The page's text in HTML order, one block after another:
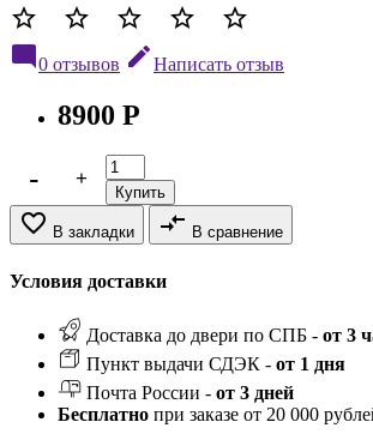
star_border star_border star_border star_border
star_border
mode_comment0 отзывов editНаписать отзыв
8900 Р
Купить
favorite_border В закладки compare_arrows В сравнение
Условия доставки
Доставка до двери по СПБ - от 3
Пункт выдачи СДЭК - от 1 дня
Почта России - от 3 дней
Бесплатно при заказе от 20 000